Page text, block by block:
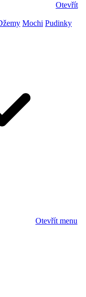
Otevřít
Mochi Pudinky
Otevřít menu